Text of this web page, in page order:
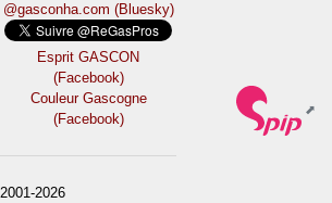
@gasconha.com (Bluesky)
Esprit GASCON
(Facebook)
Couleur Gascogne
(Facebook)
2001-2026